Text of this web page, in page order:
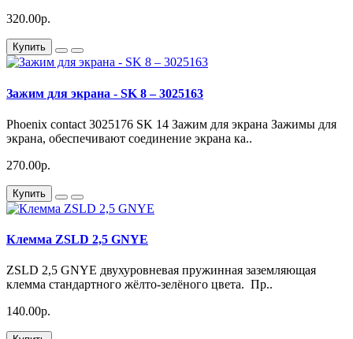
320.00р.
Купить
Зажим для экрана - SK 8 – 3025163
Phoenix contact 3025176 SK 14 Зажим для экрана Зажимы для
экрана, обеспечивают соединение экрана ка..
270.00р.
Купить
Клемма ZSLD 2,5 GNYE
ZSLD 2,5 GNYE двухуровневая пружинная заземляющая
клемма стандартного жёлто-зелёного цвета. Пр..
140.00р.